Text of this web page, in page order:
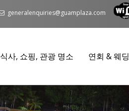
generalenquiries@guamplaza.com
식사, 쇼핑, 관광 명소 연회 & 웨딩